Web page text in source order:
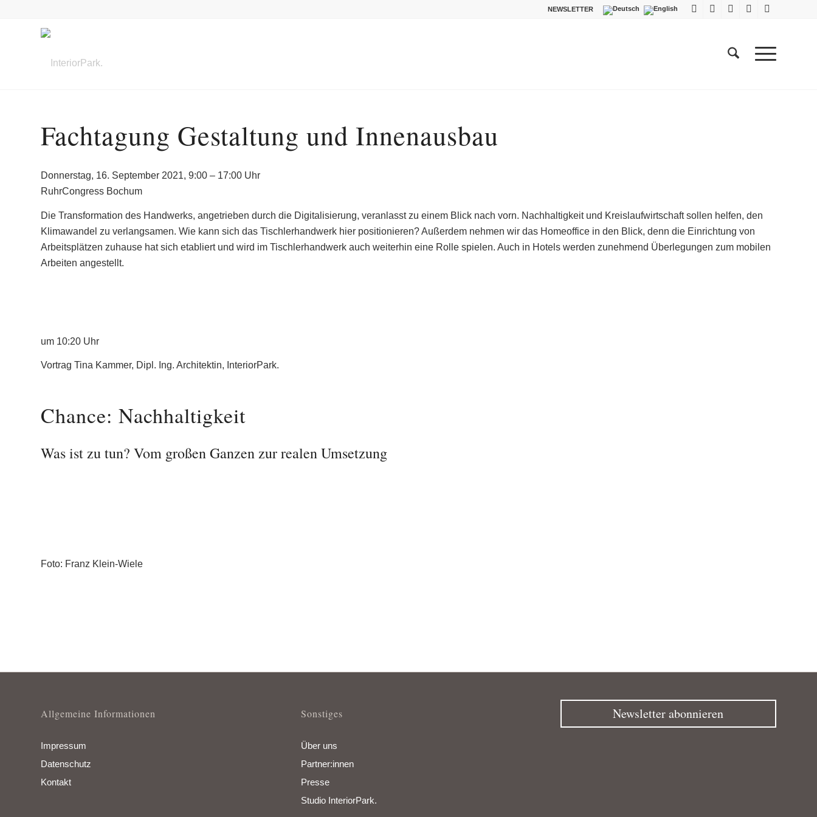
NEWSLETTER
Fachtagung Gestaltung und Innenausbau
Donnerstag, 16. September 2021, 9:00 – 17:00 Uhr
RuhrCongress Bochum
Die Transformation des Handwerks, angetrieben durch die Digitalisierung, veranlasst zu einem Blick nach vorn. Nachhaltigkeit und Kreislaufwirtschaft sollen helfen, den
Klimawandel zu verlangsamen. Wie kann sich das Tischlerhandwerk hier positionieren? Außerdem nehmen wir das Homeoffice in den Blick, denn die Einrichtung von
Arbeitsplätzen zuhause hat sich etabliert und wird im Tischlerhandwerk auch weiterhin eine Rolle spielen. Auch in Hotels werden zunehmend Überlegungen zum mobilen
Arbeiten angestellt.
um 10:20 Uhr
Vortrag Tina Kammer, Dipl. Ing. Architektin, InteriorPark.
Chance: Nachhaltigkeit
Was ist zu tun? Vom großen Ganzen zur realen Umsetzung
Foto: Franz Klein-Wiele
Allgemeine Informationen
Impressum
Datenschutz
Kontakt
Sonstiges
Über uns
Partner:innen
Presse
Studio InteriorPark.
Newsletter abonnieren